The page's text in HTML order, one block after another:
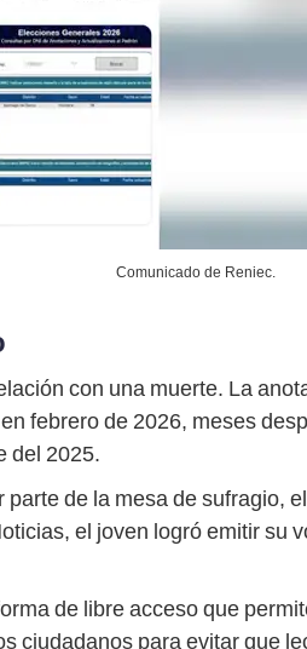
Comunicado de Reniec.
con una muerte. La
febrero de 2026, meses
del 2025.
de la mesa de sufragio,
el joven logró emitir su
de libre acceso que
ciudadanos para evitar que